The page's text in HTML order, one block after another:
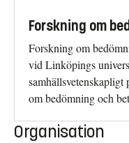
Forskning om
Forskning om
vid Linköpings
om bedömning och
Organisation